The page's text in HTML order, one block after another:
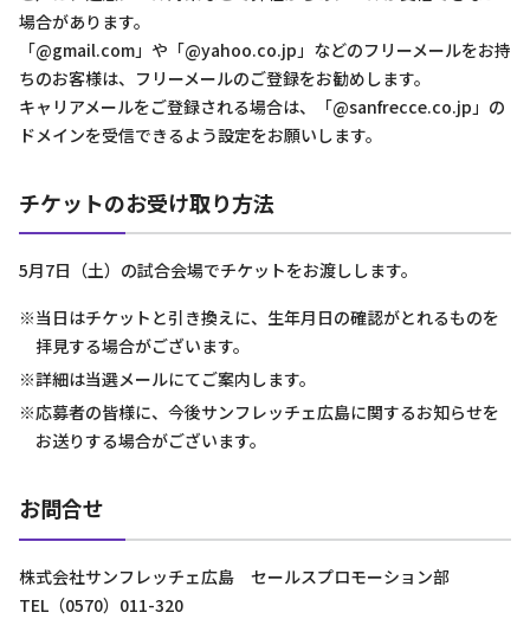
場合があります。
「@gmail.com」や「@yahoo.co.jp」などのフリーメールをお持
ちのお客様は、フリーメールのご登録をお勧めします。
キャリアメールをご登録される場合は、「@sanfrecce.co.jp」の
ドメインを受信できるよう設定をお願いします。
チケットのお受け取り方法
5月7日（土）の試合会場でチケットをお渡しします。
※当日はチケットと引き換えに、生年月日の確認がとれるものを
拝見する場合がございます。
※詳細は当選メールにてご案内します。
※応募者の皆様に、今後サンフレッチェ広島に関するお知らせを
お送りする場合がございます。
お問合せ
株式会社サンフレッチェ広島 セールスプロモーション部
TEL（0570）011-320